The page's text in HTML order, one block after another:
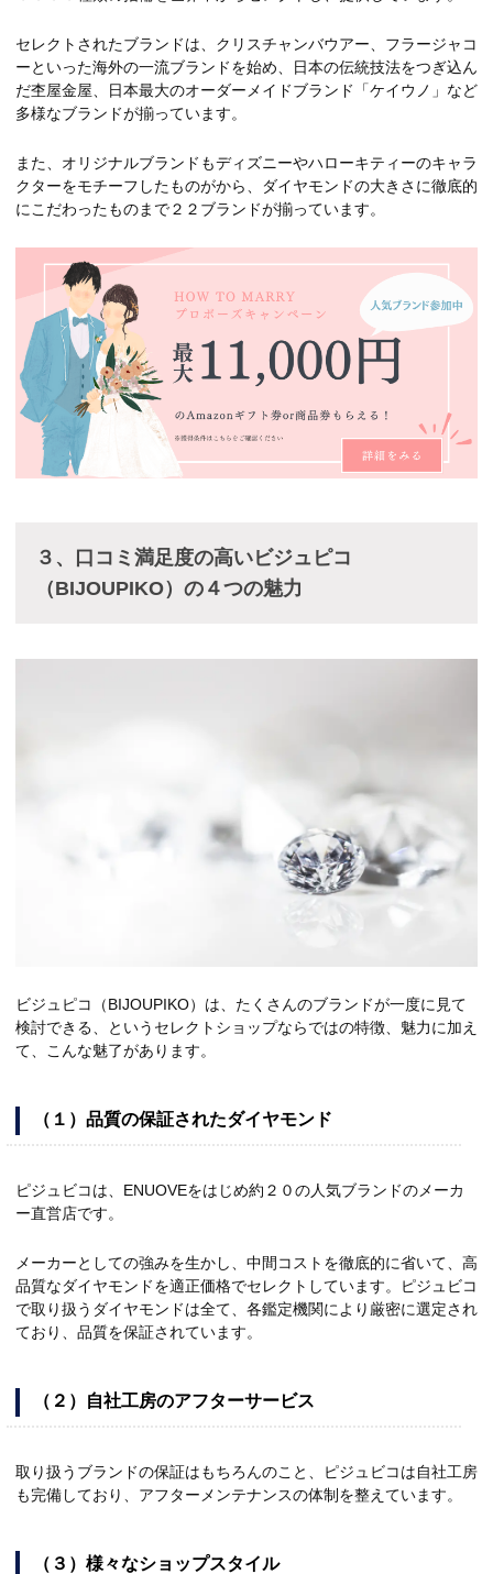
セレクトされたブランドは、クリスチャンバウアー、フラージャコ
ーといった海外の一流ブランドを始め、日本の伝統技法をつぎ込ん
だ杢屋金屋、日本最大のオーダーメイドブランド「ケイウノ」など
多様なブランドが揃っています。
また、オリジナルブランドもディズニーやハローキティーのキャラ
クターをモチーフしたものがから、ダイヤモンドの大きさに徹底的
にこだわったものまで２２ブランドが揃っています。
３、口コミ満足度の高いビジュピコ
（BIJOUPIKO）の４つの魅力
ビジュピコ（BIJOUPIKO）は、たくさんのブランドが一度に見て
検討できる、というセレクトショップならではの特徴、魅力に加え
て、こんな魅了があります。
（１）品質の保証されたダイヤモンド
ピジュビコは、ENUOVEをはじめ約２０の人気ブランドのメーカ
ー直営店です。
メーカーとしての強みを生かし、中間コストを徹底的に省いて、高
品質なダイヤモンドを適正価格でセレクトしています。ピジュビコ
で取り扱うダイヤモンドは全て、各鑑定機関により厳密に選定され
ており、品質を保証されています。
（２）自社工房のアフターサービス
取り扱うブランドの保証はもちろんのこと、ピジュビコは自社工房
も完備しており、アフターメンテナンスの体制を整えています。
（３）様々なショップスタイル